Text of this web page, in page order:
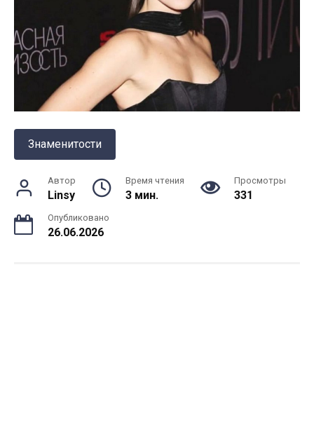
Знаменитости
Автор
Linsy
Время чтения
3 мин.
Просмотры
331
Опубликовано
26.06.2026